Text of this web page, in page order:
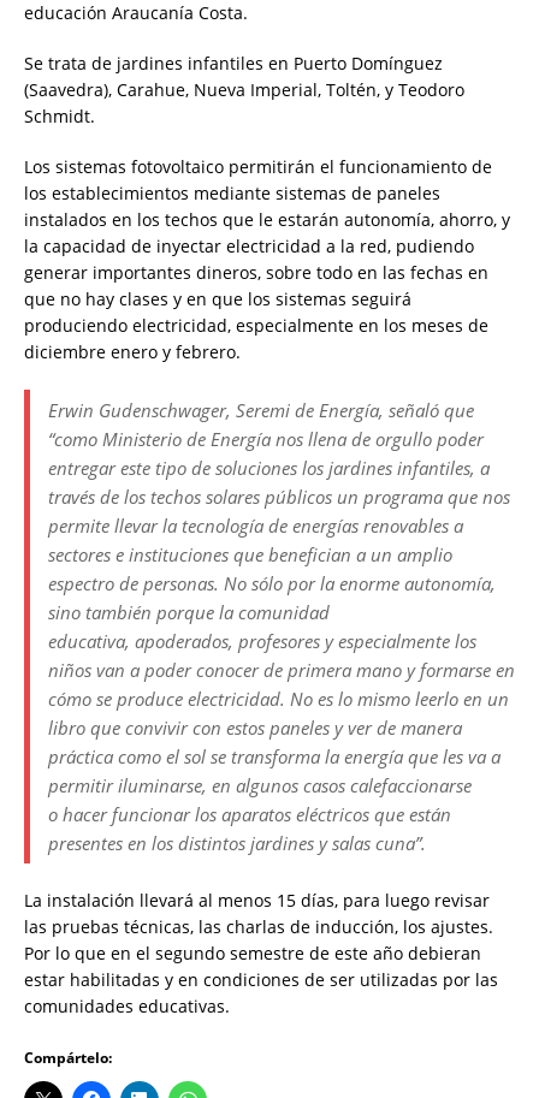
educación Araucanía Costa.
Se trata de jardines infantiles en Puerto Domínguez
(Saavedra), Carahue, Nueva Imperial, Toltén, y Teodoro
Schmidt.
Los sistemas fotovoltaico permitirán el funcionamiento de
los establecimientos mediante sistemas de paneles
instalados en los techos que le estarán autonomía, ahorro, y
la capacidad de inyectar electricidad a la red, pudiendo
generar importantes dineros, sobre todo en las fechas en
que no hay clases y en que los sistemas seguirá
produciendo electricidad, especialmente en los meses de
diciembre enero y febrero.
Erwin Gudenschwager, Seremi de Energía, señaló que
“como Ministerio de Energía nos llena de orgullo poder
entregar este tipo de soluciones los jardines infantiles, a
través de los techos solares públicos un programa que nos
permite llevar la tecnología de energías renovables a
sectores e instituciones que benefician a un amplio
espectro de personas. No sólo por la enorme autonomía,
sino también porque la comunidad
educativa, apoderados, profesores y especialmente los
niños van a poder conocer de primera mano y formarse en
cómo se produce electricidad. No es lo mismo leerlo en un
libro que convivir con estos paneles y ver de manera
práctica como el sol se transforma la energía que les va a
permitir iluminarse, en algunos casos calefaccionarse
o hacer funcionar los aparatos eléctricos que están
presentes en los distintos jardines y salas cuna”.
La instalación llevará al menos 15 días, para luego revisar
las pruebas técnicas, las charlas de inducción, los ajustes.
Por lo que en el segundo semestre de este año debieran
estar habilitadas y en condiciones de ser utilizadas por las
comunidades educativas.
Compártelo: